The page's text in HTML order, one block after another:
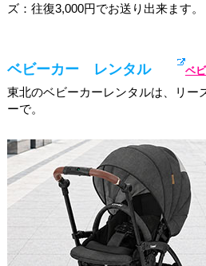
ズ：往復3,000円でお送り出来ます。
ベビーカー レンタル ベ
東北のベビーカーレンタルは、リー
ーで。